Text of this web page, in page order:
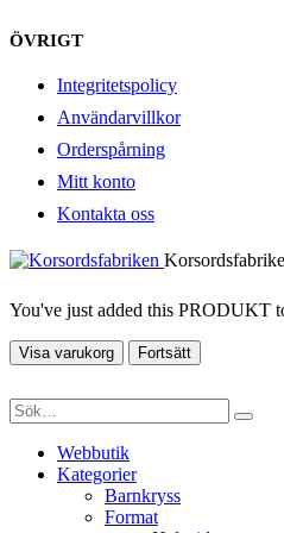
ÖVRIGT
Integritetspolicy
Användarvillkor
Orderspårning
Mitt konto
Kontakta oss
You've just added this PRODUKT
Visa varukorg Fortsätt
Webbutik
Kategorier
Barnkryss
Format